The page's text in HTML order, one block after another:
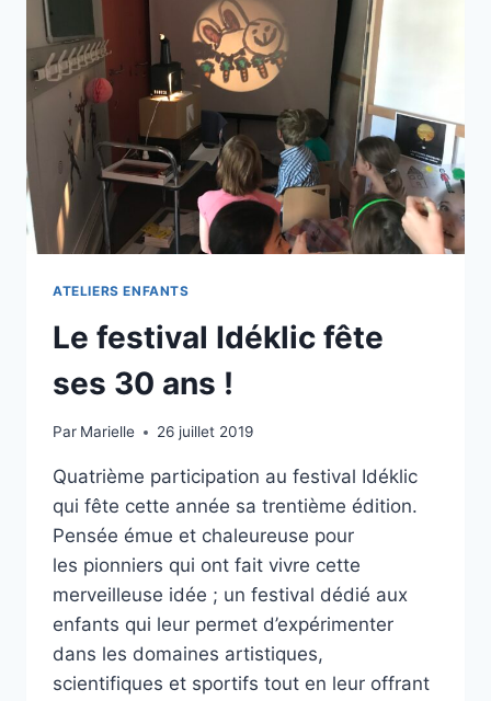
2023,
MOIRANS-
EN-
MONTAGNE
(39)
ATELIERS ENFANTS
Le festival Idéklic fête
ses 30 ans !
Par Marielle 26 juillet 2019
Quatrième participation au festival Idéklic
qui fête cette année sa trentième édition.
Pensée émue et chaleureuse pour
les pionniers qui ont fait vivre cette
merveilleuse idée ; un festival dédié aux
enfants qui leur permet d’expérimenter
dans les domaines artistiques,
scientifiques et sportifs tout en leur offrant